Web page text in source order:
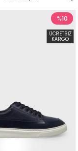
%10
ÜCRETSIZ
KARGO